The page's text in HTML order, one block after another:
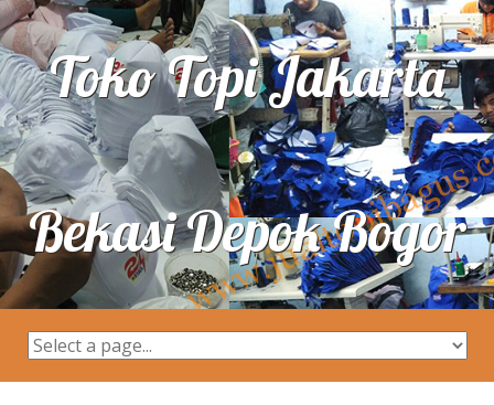
Toko Topi Jakarta
Bekasi Depok Bogor